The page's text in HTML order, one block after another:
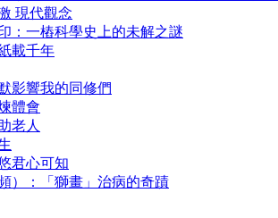
現代觀念
：一樁科學史上的未解之謎
載千年
影響我的同修們
體會
老人
君心可知
）：「獅畫」治病的奇蹟